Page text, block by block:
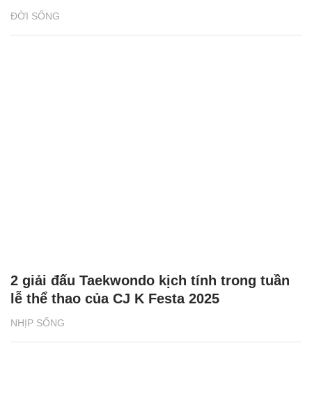
ĐỜI SỐNG
NHỊP SỐNG
2 giải đấu Taekwondo kịch tính trong tuần
lễ thể thao của CJ K Festa 2025